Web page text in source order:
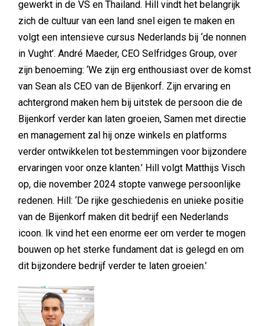
gewerkt in de VS en Thailand. Hill vindt het belangrijk
zich de cultuur van een land snel eigen te maken en
volgt een intensieve cursus Nederlands bij ‘de nonnen
in Vught’. André Maeder, CEO Selfridges Group, over
zijn benoeming: ‘We zijn erg enthousiast over de komst
van Sean als CEO van de Bijenkorf. Zijn ervaring en
achtergrond maken hem bij uitstek de persoon die de
Bijenkorf verder kan laten groeien, Samen met directie
en management zal hij onze winkels en platforms
verder ontwikkelen tot bestemmingen voor bijzondere
ervaringen voor onze klanten.’ Hill volgt Matthijs Visch
op, die november 2024 stopte vanwege persoonlijke
redenen. Hill: ‘De rijke geschiedenis en unieke positie
van de Bijenkorf maken dit bedrijf een Nederlands
icoon. Ik vind het een enorme eer om verder te mogen
bouwen op het sterke fundament dat is gelegd en om
dit bijzondere bedrijf verder te laten groeien.’